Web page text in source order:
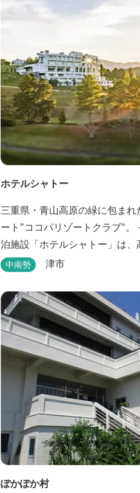
ホテルシャトー
三重県・青山高原の緑に包ま
ート"ココパリゾートクラブ"。 その中でも人気の宿
泊施設「ホテルシャトー」は
と静けさが魅力です。 客室はツ
わせて選べます。 天然温泉の大浴場・露天風呂、ロ
ウリュ式サウナで体を整えた後
ど、気分で選べる夕食をゆった
ス...
中南勢 津市
ぽかぽか村